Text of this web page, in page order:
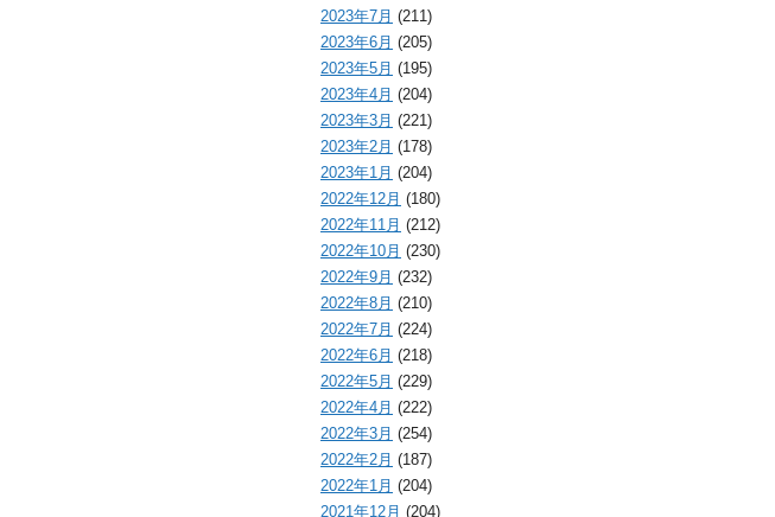
2023年7月 (211)
2023年6月 (205)
2023年5月 (195)
2023年4月 (204)
2023年3月 (221)
2023年2月 (178)
2023年1月 (204)
2022年12月 (180)
2022年11月 (212)
2022年10月 (230)
2022年9月 (232)
2022年8月 (210)
2022年7月 (224)
2022年6月 (218)
2022年5月 (229)
2022年4月 (222)
2022年3月 (254)
2022年2月 (187)
2022年1月 (204)
2021年12月 (204)